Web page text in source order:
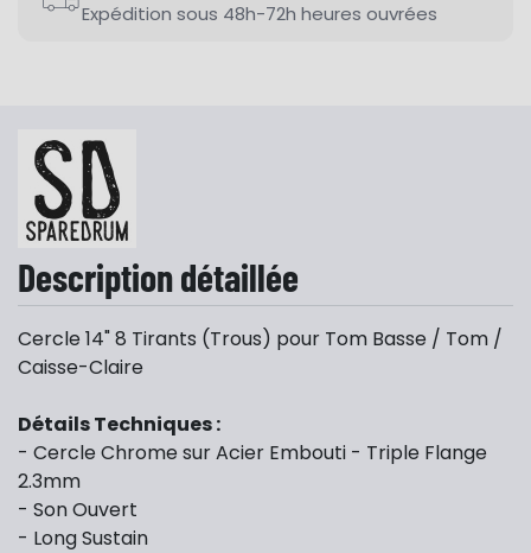
Expédition sous 48h-72h heures ouvrées
Description détaillée
Cercle 14" 8 Tirants (Trous) pour Tom Basse / Tom /
Caisse-Claire
Détails Techniques :
- Cercle Chrome sur Acier Embouti - Triple Flange
2.3mm
- Son Ouvert
- Long Sustain